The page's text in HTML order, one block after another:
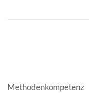
Methodenkompetenz